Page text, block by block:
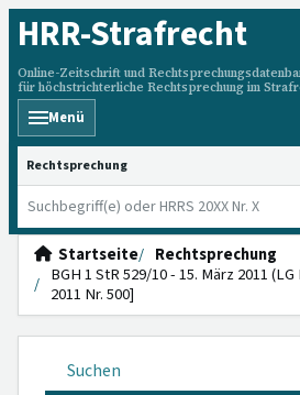
HRR-Strafrecht
Online-Zeitschrift und
für höchstrichterliche Rechtsprechung im
Menü
HRRS durchsuchen
Startseite
Rechtsprechung
BGH 1 StR 529/10 - 15. März 2011
2011 Nr. 500]
Suchen